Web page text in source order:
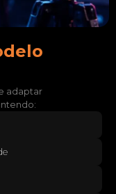
adaptar